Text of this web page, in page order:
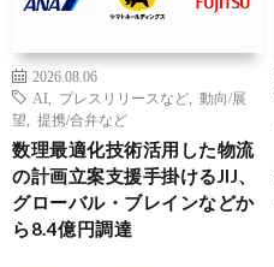
2026.08.06
AI
プレスリリースなど
動向/展
望
提携/合弁など
数理最適化技術活用した物流
の計画立案支援手掛けるJIJ、
グローバル・ブレインなどか
ら8.4億円調達